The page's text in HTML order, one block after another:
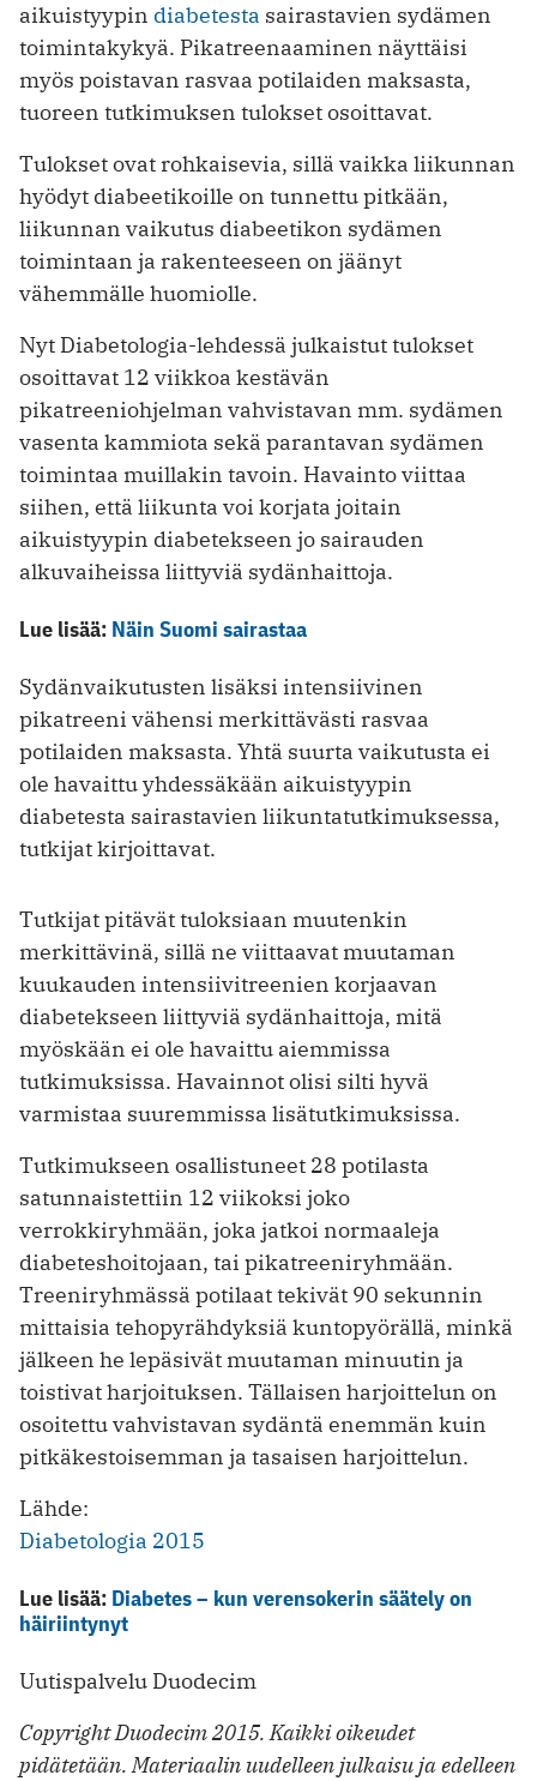
aikuistyypin diabetesta sairastavien sydämen
toimintakykyä. Pikatreenaaminen näyttäisi
myös poistavan rasvaa potilaiden maksasta,
tuoreen tutkimuksen tulokset osoittavat.
Tulokset ovat rohkaisevia, sillä vaikka liikunnan
hyödyt diabeetikoille on tunnettu pitkään,
liikunnan vaikutus diabeetikon sydämen
toimintaan ja rakenteeseen on jäänyt
vähemmälle huomiolle.
Nyt Diabetologia-lehdessä julkaistut tulokset
osoittavat 12 viikkoa kestävän
pikatreeniohjelman vahvistavan mm. sydämen
vasenta kammiota sekä parantavan sydämen
toimintaa muillakin tavoin. Havainto viittaa
siihen, että liikunta voi korjata joitain
aikuistyypin diabetekseen jo sairauden
alkuvaiheissa liittyviä sydänhaittoja.
Lue lisää: Näin Suomi sairastaa
Sydänvaikutusten lisäksi intensiivinen
pikatreeni vähensi merkittävästi rasvaa
potilaiden maksasta. Yhtä suurta vaikutusta ei
ole havaittu yhdessäkään aikuistyypin
diabetesta sairastavien liikuntatutkimuksessa,
tutkijat kirjoittavat.
Tutkijat pitävät tuloksiaan muutenkin
merkittävinä, sillä ne viittaavat muutaman
kuukauden intensiivitreenien korjaavan
diabetekseen liittyviä sydänhaittoja, mitä
myöskään ei ole havaittu aiemmissa
tutkimuksissa. Havainnot olisi silti hyvä
varmistaa suuremmissa lisätutkimuksissa.
Tutkimukseen osallistuneet 28 potilasta
satunnaistettiin 12 viikoksi joko
verrokkiryhmään, joka jatkoi normaaleja
diabeteshoitojaan, tai pikatreeniryhmään.
Treeniryhmässä potilaat tekivät 90 sekunnin
mittaisia tehopyrähdyksiä kuntopyörällä, minkä
jälkeen he lepäsivät muutaman minuutin ja
toistivat harjoituksen. Tällaisen harjoittelun on
osoitettu vahvistavan sydäntä enemmän kuin
pitkäkestoisemman ja tasaisen harjoittelun.
Lähde:
Diabetologia 2015
Lue lisää: Diabetes – kun verensokerin säätely on
häiriintynyt
Uutispalvelu Duodecim
Copyright Duodecim 2015. Kaikki oikeudet
pidätetään. Materiaalin uudelleen julkaisu ja edelleen